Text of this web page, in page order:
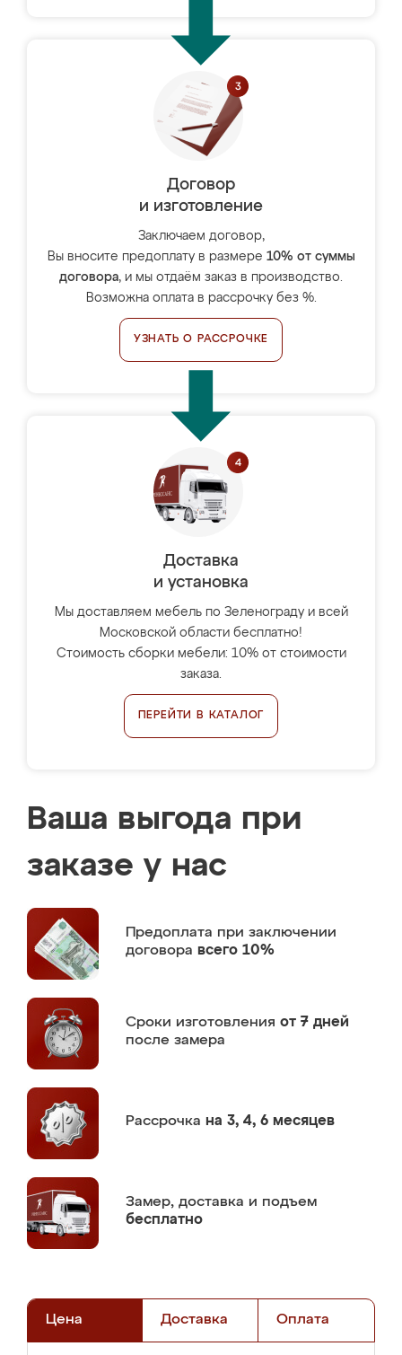
Договор
и изготовление
Заключаем договор,
Вы вносите предоплату в размере 10% от суммы
договора, и мы отдаём заказ в производство.
Возможна оплата в рассрочку без %.
УЗНАТЬ О РАССРОЧКЕ
Доставка
и установка
Мы доставляем мебель по Зеленограду и всей
Московской области бесплатно!
Стоимость сборки мебели: 10% от стоимости
заказа.
ПЕРЕЙТИ В КАТАЛОГ
Ваша выгода при
заказе у нас
Предоплата при заключении
договора всего 10%
Сроки изготовления от 7 дней
после замера
Рассрочка на 3, 4, 6 месяцев
Замер, доставка и подъем
бесплатно
Цена Доставка Оплата